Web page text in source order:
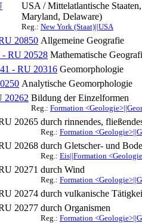
USA / Mittelatlantische
Maryland, Delaware)
Reg.: New York (Staat)||USA
20850 Allgemeine Geografie
RU 20528 Mathematische
- RU 20316 Geomorphologie
Analytische Geomorphologie
20262 Bildung der Einzelformen
Reg.: Formation
20265 durch rinnendes,
Reg.: Formation
20268 durch Gletscher- und
Reg.: Eis||Formation
20271 durch Wind
Reg.: Formation
20274 durch vulkanische
20277 durch Organismen
Reg.: Formation